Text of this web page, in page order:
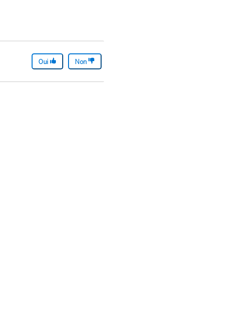
Oui Non